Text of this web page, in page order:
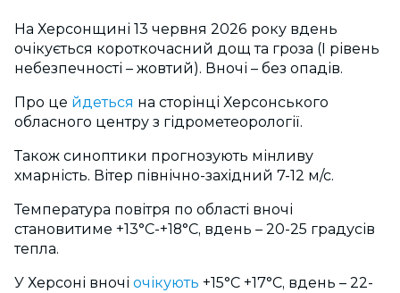
На Херсонщині 13 червня 2026 року вдень
очікується короткочасний дощ та гроза (I рівень
небезпечності – жовтий). Вночі – без опадів.
Про це йдеться на сторінці Херсонського
обласного центру з гідрометеорології.
Також синоптики прогнозують мінливу
хмарність. Вітер північно-західний 7-12 м/с.
Температура повітря по області вночі
становитиме +13°С-+18°С, вдень – 20-25 градусів
тепла.
У Херсоні вночі очікують +15°С +17°С, вдень – 22-